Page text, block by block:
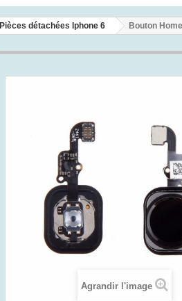
Pièces détachées Iphone 6 Bouton
Agrandir l'image